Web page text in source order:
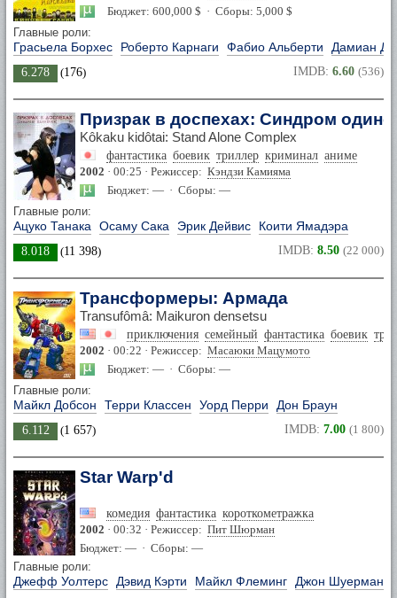
Бюджет: 600,000 $ · Сборы: 5,000 $
Главные роли:
Грасьела Борхес Роберто Карнаги Фабио Альберти Дамиан
6.278 (176) IMDB: 6.60 (536)
Призрак в доспехах: Синдром
Kôkaku kidôtai: Stand Alone Complex
фантастика боевик триллер криминал аниме
2002 · 00:25 · Режиссер: Кэндзи Камияма
Бюджет: — · Сборы: —
Главные роли:
Ацуко Танака Осаму Сака Эрик Дейвис Коити Ямадэра
8.018 (11 398) IMDB: 8.50 (22 000)
Трансформеры: Армада
Transufômâ: Maikuron densetsu
приключения семейный фантастика боевик
2002 · 00:22 · Режиссер: Масаюки Мацумото
Бюджет: — · Сборы: —
Главные роли:
Майкл Добсон Терри Классен Уорд Перри Дон Браун
6.112 (1 657) IMDB: 7.00 (1 800)
Star Warp'd
комедия фантастика короткометражка
2002 · 00:32 · Режиссер: Пит Шюрман
Бюджет: — · Сборы: —
Главные роли:
Джефф Уолтерс Дэвид Кэрти Майкл Флеминг Джон Шуерманн